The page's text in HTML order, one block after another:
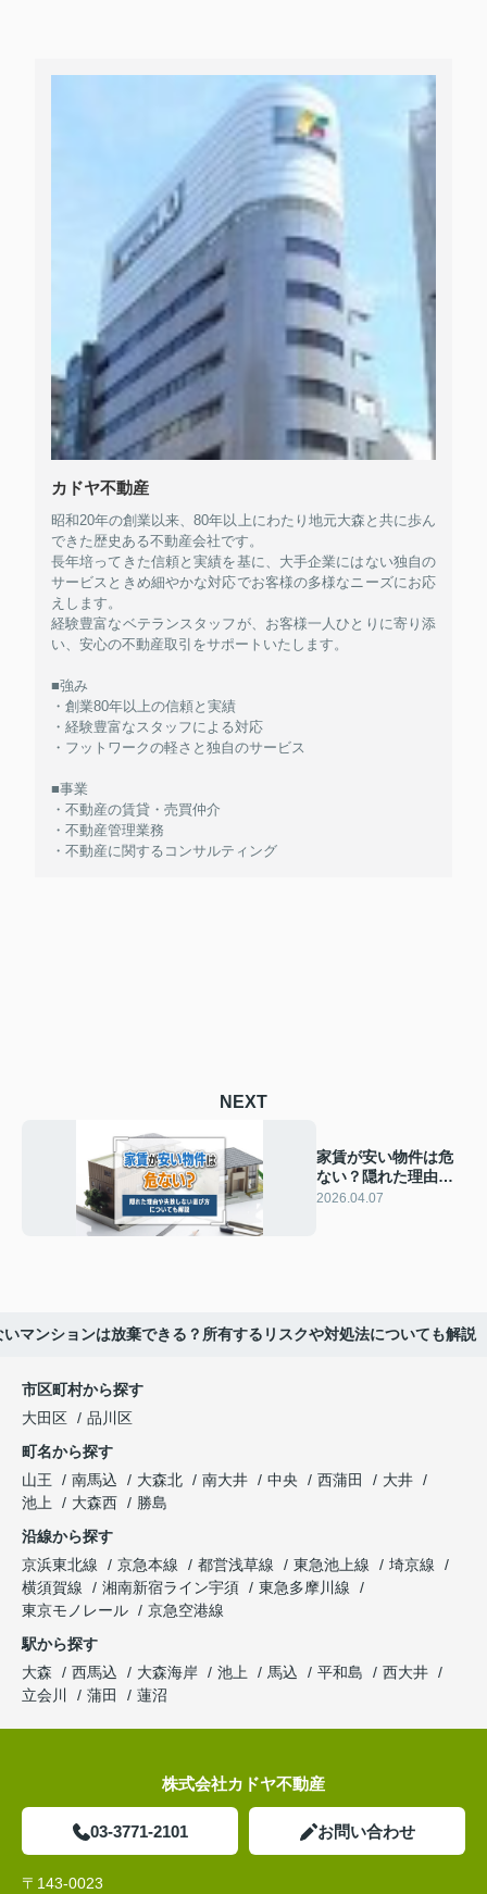
カドヤ不動産
昭和20年の創業以来、80年以上にわたり地元大森と共に歩ん
できた歴史ある不動産会社です。
長年培ってきた信頼と実績を基に、大手企業にはない独自の
サービスときめ細やかな対応でお客様の多様なニーズにお応
えします。
経験豊富なベテランスタッフが、お客様一人ひとりに寄り添
い、安心の不動産取引をサポートいたします。
■強み
・創業80年以上の信頼と実績
・経験豊富なスタッフによる対応
・フットワークの軽さと独自のサービス
■事業
・不動産の賃貸・売買仲介
・不動産管理業務
・不動産に関するコンサルティング
NEXT
家賃が安い物件は危
ない？隠れた理由や
失敗しない選び方に
2026.04.07
いマンションは放棄できる？所有するリスクや対処法についても解説
市区町村から探す
大田区
品川区
町名から探す
山王
南馬込 大森北 南大井 中央 西蒲田
大井
池上
大森西
勝島
沿線から探す
京浜東北線
京急本線 都営浅草線 東急池上線
埼京線
横須賀線
湘南新宿ライン宇須
東急多摩川線
東京モノレール
京急空港線
駅から探す
大森
西馬込 大森海岸 池上 馬込 平和島
西大井
立会川
蒲田 蓮沼
株式会社カドヤ不動産
03-3771-2101 お問い合わせ
〒143-0023